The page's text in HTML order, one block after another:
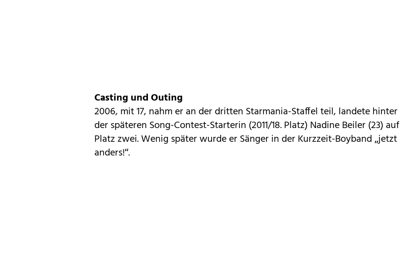
Casting und Outing
2006, mit 17, nahm er an der dritten Starmania-Staffel teil, landete hinter
der späteren Song-Contest-Starterin (2011/18. Platz) Nadine Beiler (23) auf
Platz zwei. Wenig später wurde er ­Sänger in der Kurzzeit-Boyband „jetzt
anders!“.